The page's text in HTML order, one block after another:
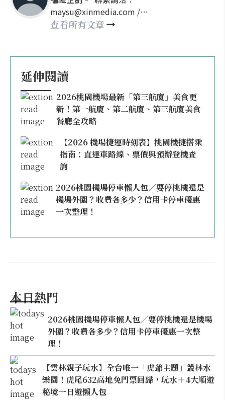
maysu@xinmedia.com /
may860527@gmail.com
查看所有文章
延伸閱讀
2026桃園機場最新「第三航廈」美食更
新！第一航廈、第二航廈、第三航廈美食
餐廳全攻略
【2026 機場捷運時刻表】桃園機捷搭乘
指南：直達車路線、票價與預辦登機查
詢
2026桃園機場停車懶人包／要停桃機還是
機場外圍？收費各多少？信用卡停車優惠
一次整理！
本日熱門
2026桃園機場停車懶人包／要停桃機還是機場
外圍？收費各多少？信用卡停車優惠一次整
理！
【雲林親子玩水】全台唯一「虎爺主題」叢林水
樂園！虎尾632高地免門票回歸，玩水＋4大順遊
秘境一日遊懶人包